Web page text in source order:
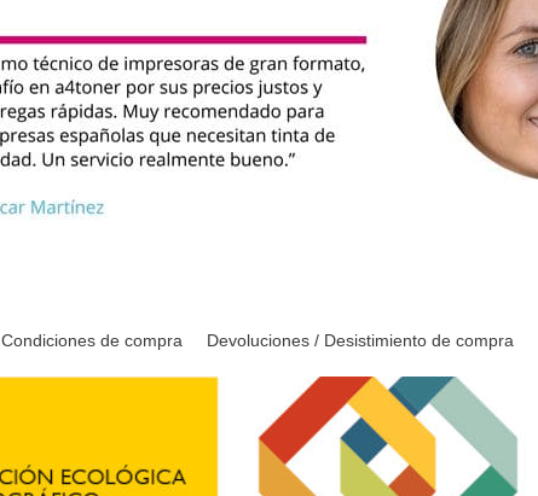
Condiciones de compra Devoluciones / Desistimiento de compra